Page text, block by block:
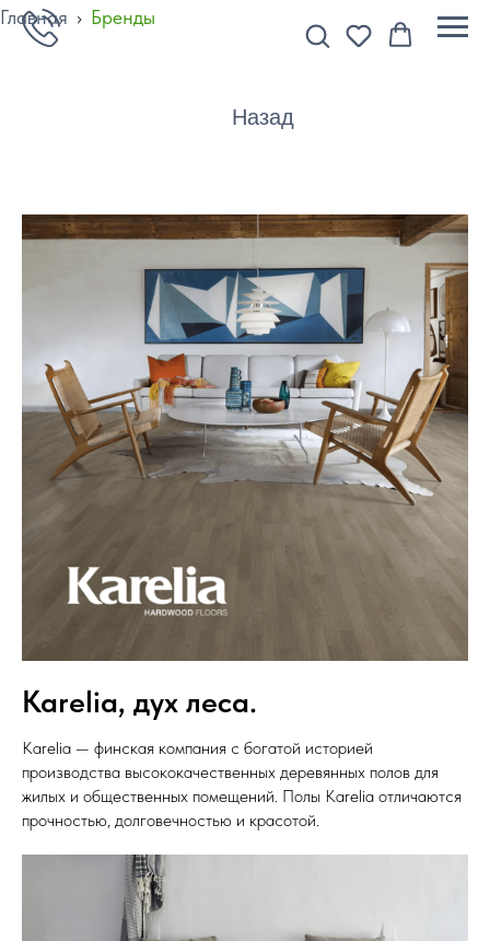
Главная › Бренды
Назад
Karelia, дух леса.
Karelia — финская компания с богатой историей
производства высококачественных деревянных полов для
жилых и общественных помещений. Полы Karelia отличаются
прочностью, долговечностью и красотой.